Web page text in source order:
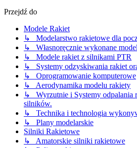
Przejdź do
Modele Rakiet
↳ Modelarstwo rakietowe dla
↳ Własnoręcznie wykonane
↳ Modele rakiet z silnikami PTR
↳ Systemy odzyskiwania rakiet
↳ Oprogramowanie komputerowe
↳ Aerodynamika modelu rakiety
↳ Wyrzutnie i Systemy odpalania
silników.
↳ Technika i technologia
↳ Plany modelarskie
Silniki Rakietowe
↳ Amatorskie silniki rakietowe